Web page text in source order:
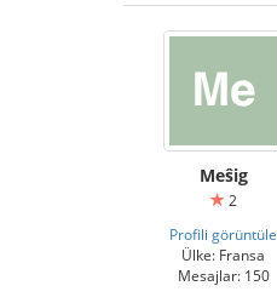
Meŝig
2
Profili görüntüle
Ülke: Fransa
Mesajlar: 150